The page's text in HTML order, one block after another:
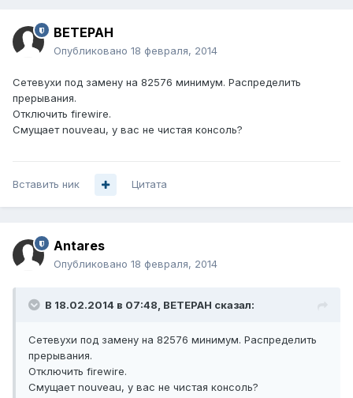
BETEPAH
Опубликовано 18 февраля, 2014
Сетевухи под замену на 82576 минимум. Распределить
прерывания.
Отключить firewire.
Смущает nouveau, у вас не чистая консоль?
Вставить ник Цитата
Antares
Опубликовано 18 февраля, 2014
В 18.02.2014 в 07:48, BETEPAH сказал:
Сетевухи под замену на 82576 минимум. Распределить
прерывания.
Отключить firewire.
Смущает nouveau, у вас не чистая консоль?